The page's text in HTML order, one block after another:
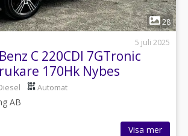
1
28
5 juli 2025
C 220CDI 7GTronic
170Hk Nybes
Automat
AB
Visa mer